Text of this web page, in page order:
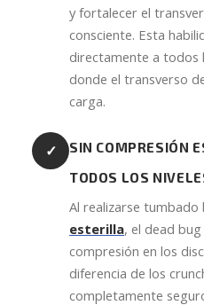
y fortalecer el
consciente. Esta
directamente a todos
donde el transverso
carga.
✓
SIN COMPRESIÓN
TODOS LOS
Al realizarse
esterilla, el dead
compresión en los
diferencia de los
completamente